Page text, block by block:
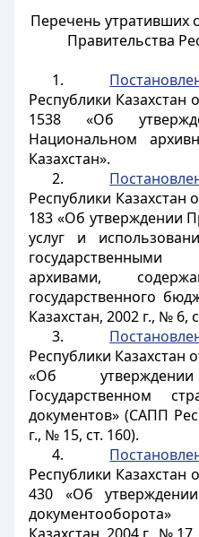
Перечень утративших
Правительства
1.
Республики Казахстан
1538 «Об
Национальном
Казахстан».
2.
Республики Казахстан
183 «Об утверждении
услуг и
архивами,
государственного
Казахстан, 2002 г., № 6,
3.
Республики Казахстан
«Об
Государственном
документов» (САПП
г., № 15, ст. 160).
4.
Республики Казахстан
430 «Об